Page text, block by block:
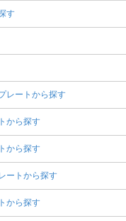
す
レートから探す
から探す
から探す
ートから探す
から探す